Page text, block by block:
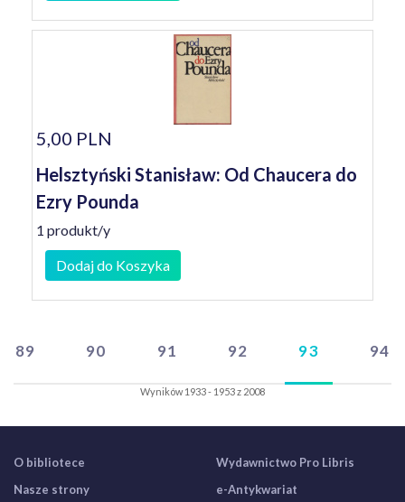
5,00 PLN
Helsztyński Stanisław: Od Chaucera do
Ezry Pounda
1 produkt/y
Dodaj do Koszyka
89 90 91 92 93 94
Wyników 1933 - 1953 z 2008
O bibliotece
Nasze strony
Wydawnictwo Pro Libris
e-Antykwariat